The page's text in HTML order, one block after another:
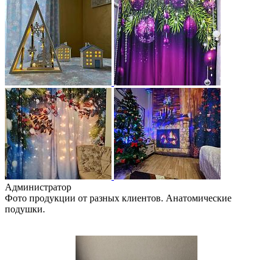
Администратор
Фото продукции от разных клиентов. Анатомические
подушки.